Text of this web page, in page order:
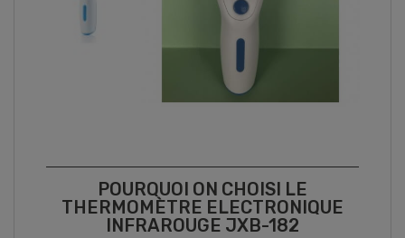
POURQUOI ON CHOISI LE
THERMOMÈTRE ELECTRONIQUE
INFRAROUGE JXB-182